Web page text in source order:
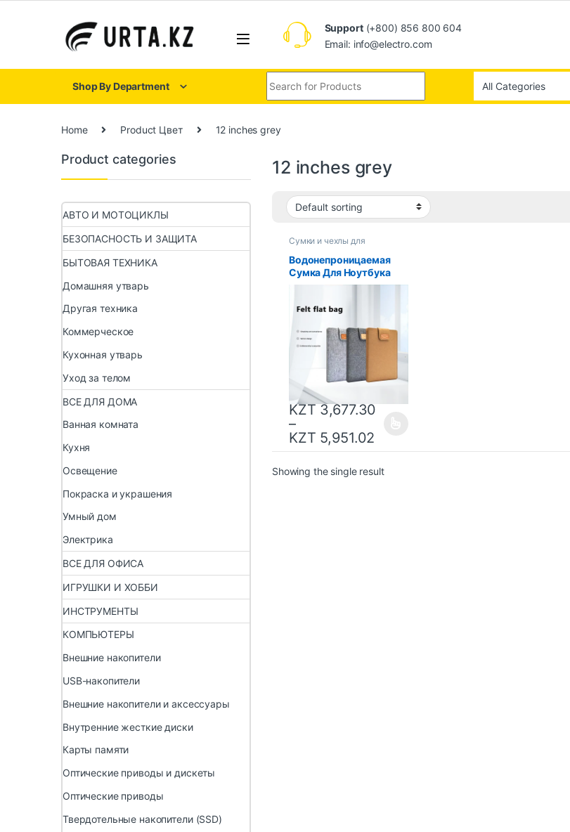
Support(+800) 856 800 604
Email: info@electro.com
Shop By Department
Home Product Цвет 12 inches grey
12 inches grey
Сумки и чехлы для
Водонепроницаемая
Сумка Для Ноутбука
MacBook iPad Pro11 С
Дюймов, Тонкий
Планшета, Унисекс
KZT3,677.30
–
KZT 5,951.02
Showing the single result
Product categories
АВТО И МОТОЦИКЛЫ
БЕЗОПАСНОСТЬ И ЗАЩИТА
БЫТОВАЯ ТЕХНИКА
Домашняя утварь
Другая техника
Коммерческое
Кухонная утварь
Уход за телом
ВСЕ ДЛЯ ДОМА
Ванная комната
Кухня
Освещение
Покраска и украшения
Умный дом
Электрика
ВСЕ ДЛЯ ОФИСА
ИГРУШКИ И ХОББИ
ИНСТРУМЕНТЫ
КОМПЬЮТЕРЫ
Внешние накопители
USB-накопители
Внешние накопители и аксессуары
Внутренние жесткие диски
Карты памяти
Оптические приводы и дискеты
Оптические приводы
Твердотельные накопители (SSD)